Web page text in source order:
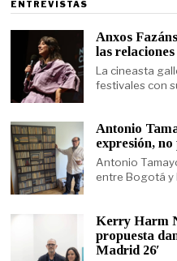
ENTREVISTAS
Anxos
las
La cineasta
festivales con
Antonio
expresión,
Antonio
entre Bogotá y
Kerry Harm
propuesta
Madrid 26′